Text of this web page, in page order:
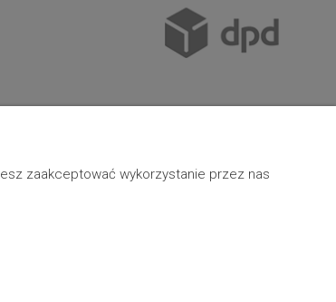
zaakceptować wykorzystanie przez nas